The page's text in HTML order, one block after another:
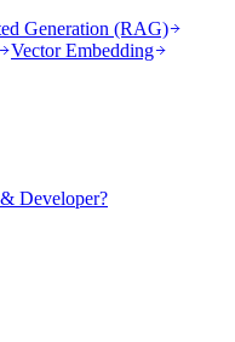
Generation (RAG)
Vector Embedding
Developer?